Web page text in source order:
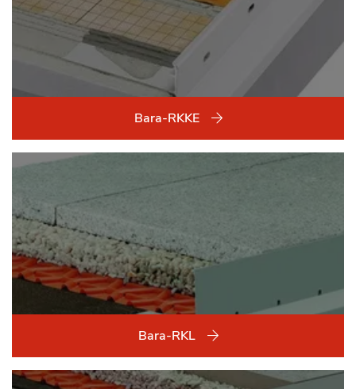
Bara-RKKE
Bara-RKL